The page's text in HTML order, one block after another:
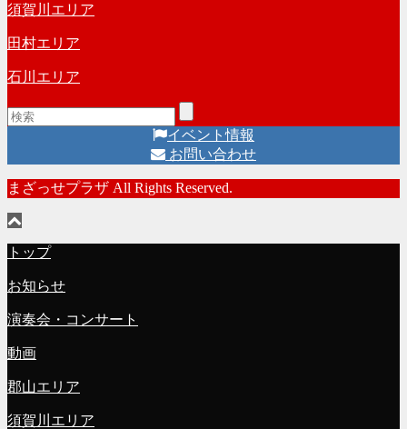
須賀川エリア
田村エリア
石川エリア
イベント情報
お問い合わせ
まざっせプラザ All Rights Reserved.
トップ
お知らせ
演奏会・コンサート
動画
郡山エリア
須賀川エリア